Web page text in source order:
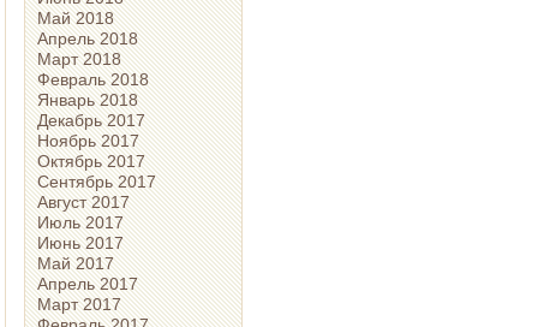
Май 2018
Апрель 2018
Март 2018
Февраль 2018
Январь 2018
Декабрь 2017
Ноябрь 2017
Октябрь 2017
Сентябрь 2017
Август 2017
Июль 2017
Июнь 2017
Май 2017
Апрель 2017
Март 2017